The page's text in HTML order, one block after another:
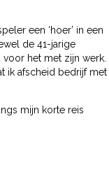
een ‘hoer’ in een
de 41-jarige
het met zijn werk.
ik afscheid bedrijf met
mijn korte reis